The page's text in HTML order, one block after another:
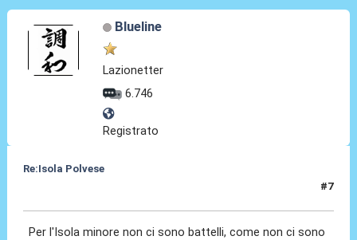
Blueline
Lazionetter
6.746
Registrato
Re:Isola Polvese
#7
Per l'Isola minore non ci sono battelli, come non ci sono